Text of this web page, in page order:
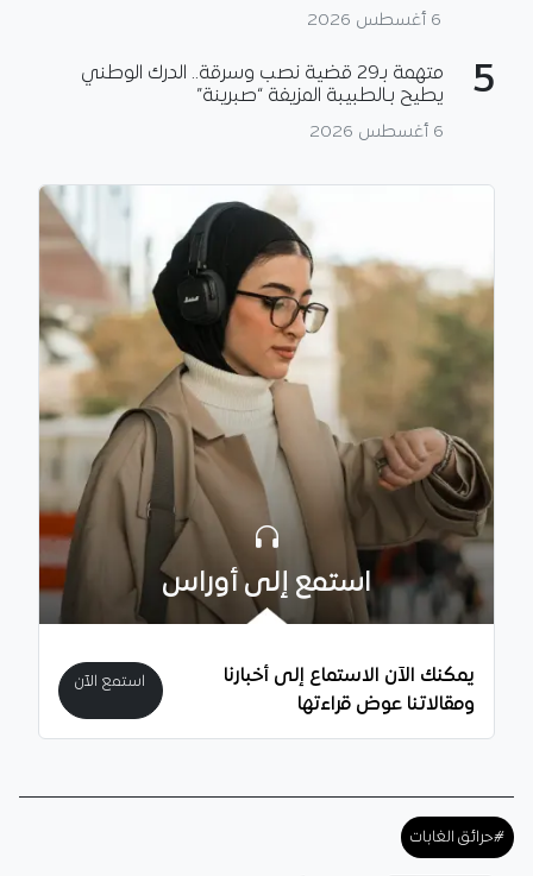
6 أغسطس 2026
5
متهمة بـ29 قضية نصب وسرقة.. الدرك الوطني
يطيح بـالطبيبة المزيفة “صبرينة”
6 أغسطس 2026
استمع إلى أوراس
يمكنك الآن الاستماع إلى أخبارنا
ومقالاتنا عوض قراءتها
استمع الآن
#حرائق الغابات